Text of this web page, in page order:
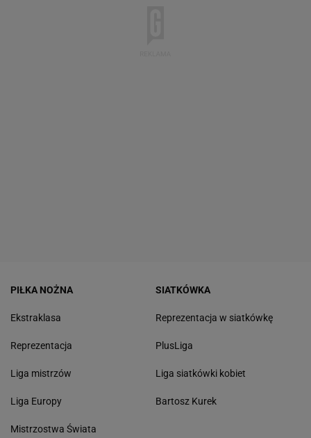
PIŁKA NOŻNA
Ekstraklasa
Reprezentacja
Liga mistrzów
Liga Europy
Mistrzostwa Świata
SIATKÓWKA
Reprezentacja w siatkówkę
PlusLiga
Liga siatkówki kobiet
Bartosz Kurek